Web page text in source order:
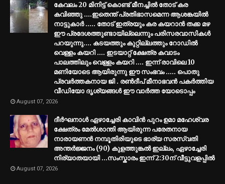
കേവലം 20 മിനിട്ട് കൊണ്ട് മീനച്ചിൽ തോട് കര
കവിഞ്ഞു ....ഇതെന്ത് പ്രതിഭാസമെന്ന ആശങ്കയിൽ
നാട്ടുകാർ ..... തോട് ഇത്രയും കര കയറാൻ തക്ക മഴ
ഈ പ്രദേശത്തുണ്ടായില്ലെന്നും പരിസരവാസികൾ
പറയുന്നു.... കടയത്തും കുറ്റില്ലത്തും റോഡിൽ
വെള്ളം കയറി .... ഇടയാറ്റ് ക്ഷേത്ര കവാടം
പാലത്തിലും വെള്ളം കയറി .... ഇന്ന് രാവിലെ 10
മണിയോടെ ആയിരുന്നു ഈ സംഭവം ..... പൊതു
പ്രവർത്തകനായ ജി . രൺദീപ് മീനാഭവൻ പകർത്തിയ
വീഡിയോ ദൃശ്യങ്ങൾ ഈ വാർത്ത യോടൊപ്പം
August 07, 2026
ദീർഘനാൾ ഏഴാച്ചേരി കാവിൻ പുറം ഉമാ മഹേശ്വര
ക്ഷേത്രം മേൽശാന്തി ആയിരുന്ന പരേതനായ
നാരായണൻ നമ്പൂതിരിയുടെ ഭാര്യ സരസ്വതി
അന്തർജ്ജനം (90) കുളത്തുങ്കൽ ഇല്ലം, ഏഴാച്ചേരി
നിര്യാതയായി ...സംസ്കാരം ഇന്ന് 2:30ന് വീട്ടുവളപ്പിൽ
August 07, 2026